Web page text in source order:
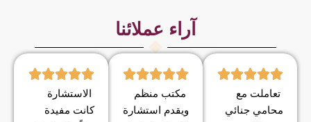
آراء عملائنا
تعاملت مع
محامي جنائي
مكتب منظم
ويقدم استشارة
الاستشارة
كانت مفيدة